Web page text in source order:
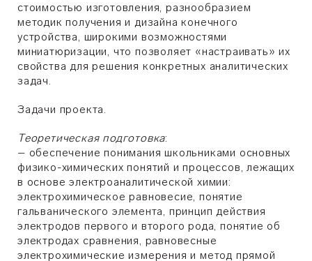
стоимостью изготовления, разнообразием
методик получения и дизайна конечного
устройства, широкими возможностями
миниатюризации, что позволяет «настраивать» их
свойства для решения конкретных аналитических
задач.
Задачи проекта.
Теоретическая подготовка:
– обеспечение понимания школьниками основных
физико-химических понятий и процессов, лежащих
в основе электроаналитической химии:
электрохимическое равновесие, понятие
гальванического элемента, принцип действия
электродов первого и второго рода, понятие об
электродах сравнения, равновесные
электрохимические измерения и метод прямой